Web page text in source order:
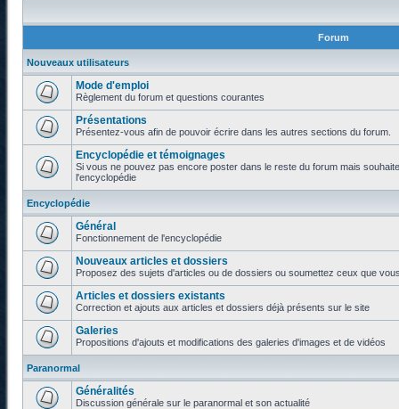
Forum
Nouveaux utilisateurs
Mode d'emploi
Règlement du forum et questions courantes
Présentations
Présentez-vous afin de pouvoir écrire dans les autres sections du forum.
Encyclopédie et témoignages
Si vous ne pouvez pas encore poster dans le reste du forum mais
l'encyclopédie
Encyclopédie
Général
Fonctionnement de l'encyclopédie
Nouveaux articles et dossiers
Proposez des sujets d'articles ou de dossiers ou soumettez ceux que
Articles et dossiers existants
Correction et ajouts aux articles et dossiers déjà présents sur le site
Galeries
Propositions d'ajouts et modifications des galeries d'images et de vidéos
Paranormal
Généralités
Discussion générale sur le paranormal et son actualité